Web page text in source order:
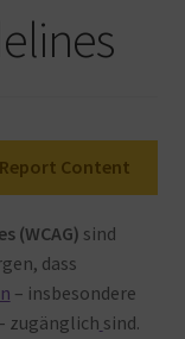
Report Content
(WCAG) sind
dass
– insbesondere
zugänglich sind.